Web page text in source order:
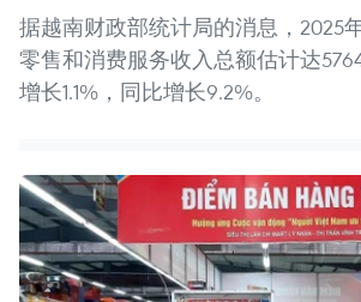
据越南财政部统计局的消息，2025
零售和消费服务收入总额估计达
增长1.1%，同比增长9.2%。